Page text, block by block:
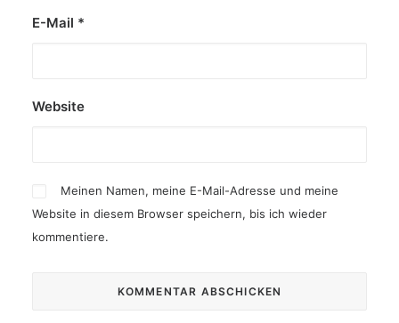
E-Mail *
Website
Meinen Namen, meine E-Mail-Adresse und meine
Website in diesem Browser speichern, bis ich wieder
kommentiere.